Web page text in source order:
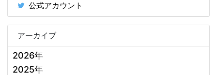
公式アカウント
アーカイブ
2026年
2025年